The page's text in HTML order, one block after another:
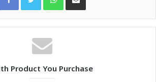
Product You Purchase